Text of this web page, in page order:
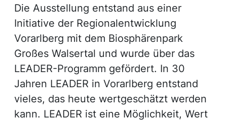
Die Ausstellung entstand aus einer
Initiative der Regionalentwicklung
Vorarlberg mit dem Biosphärenpark
Großes Walsertal und wurde über das
LEADER-Programm gefördert. In 30
Jahren LEADER in Vorarlberg entstand
vieles, das heute wertgeschätzt werden
kann. LEADER ist eine Möglichkeit, Wert